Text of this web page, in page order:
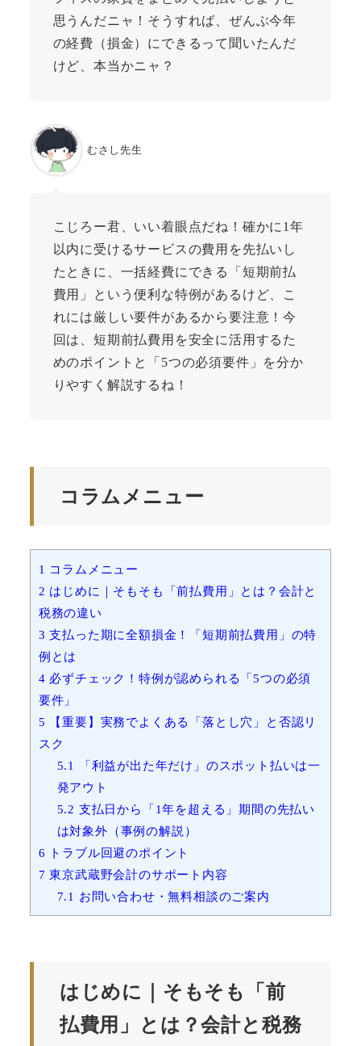
思うんだニャ！そうすれば、ぜんぶ今年
の経費（損金）にできるって聞いたんだ
けど、本当かニャ？
むさし先生
こじろー君、いい着眼点だね！確かに1年
以内に受けるサービスの費用を先払いし
たときに、一括経費にできる「短期前払
費用」という便利な特例があるけど、こ
れには厳しい要件があるから要注意！今
回は、短期前払費用を安全に活用するた
めのポイントと「5つの必須要件」を分か
りやすく解説するね！
コラムメニュー
1 コラムメニュー
2 はじめに｜そもそも「前払費用」とは？会計と
税務の違い
3 支払った期に全額損金！「短期前払費用」の特
例とは
4 必ずチェック！特例が認められる「5つの必須
要件」
5 【重要】実務でよくある「落とし穴」と否認リ
スク
5.1
「利益が出た年だけ」のスポット払いは一
発アウト
5.2 支払日から「1年を超える」期間の先払い
は対象外（事例の解説）
6 トラブル回避のポイント
7 東京武蔵野会計のサポート内容
7.1 お問い合わせ・無料相談のご案内
はじめに｜ そもそも「前
払費用」とは？会計と税務